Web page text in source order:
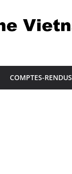
COMPTES-RENDUS